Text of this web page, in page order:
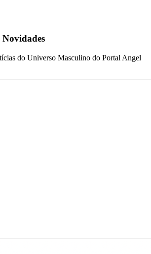
Novidades
do Universo Masculino do Portal Angel